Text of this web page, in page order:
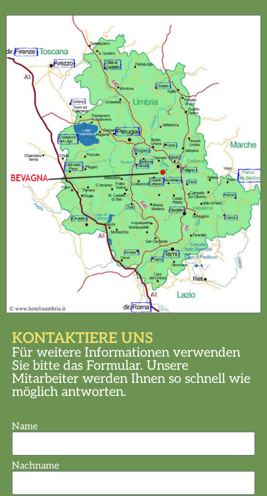
KONTAKTIERE UNS
Für weitere Informationen verwenden
Sie bitte das Formular. Unsere
Mitarbeiter werden Ihnen so schnell wie
möglich antworten.
Name
Nachname